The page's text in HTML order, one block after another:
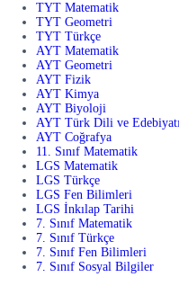
TYT Matematik
TYT Geometri
TYT Türkçe
AYT Matematik
AYT Geometri
AYT Fizik
AYT Kimya
AYT Biyoloji
AYT Türk Dili ve
AYT Coğrafya
11. Sınıf Matematik
LGS Matematik
LGS Türkçe
LGS Fen Bilimleri
LGS İnkılap Tarihi
7. Sınıf Matematik
7. Sınıf Türkçe
7. Sınıf Fen Bilimleri
7. Sınıf Sosyal Bilgiler